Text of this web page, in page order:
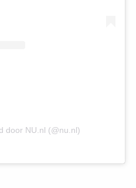
door NU.nl (@nu.nl)